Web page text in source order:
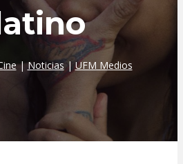
|Noticias|UFM Medios